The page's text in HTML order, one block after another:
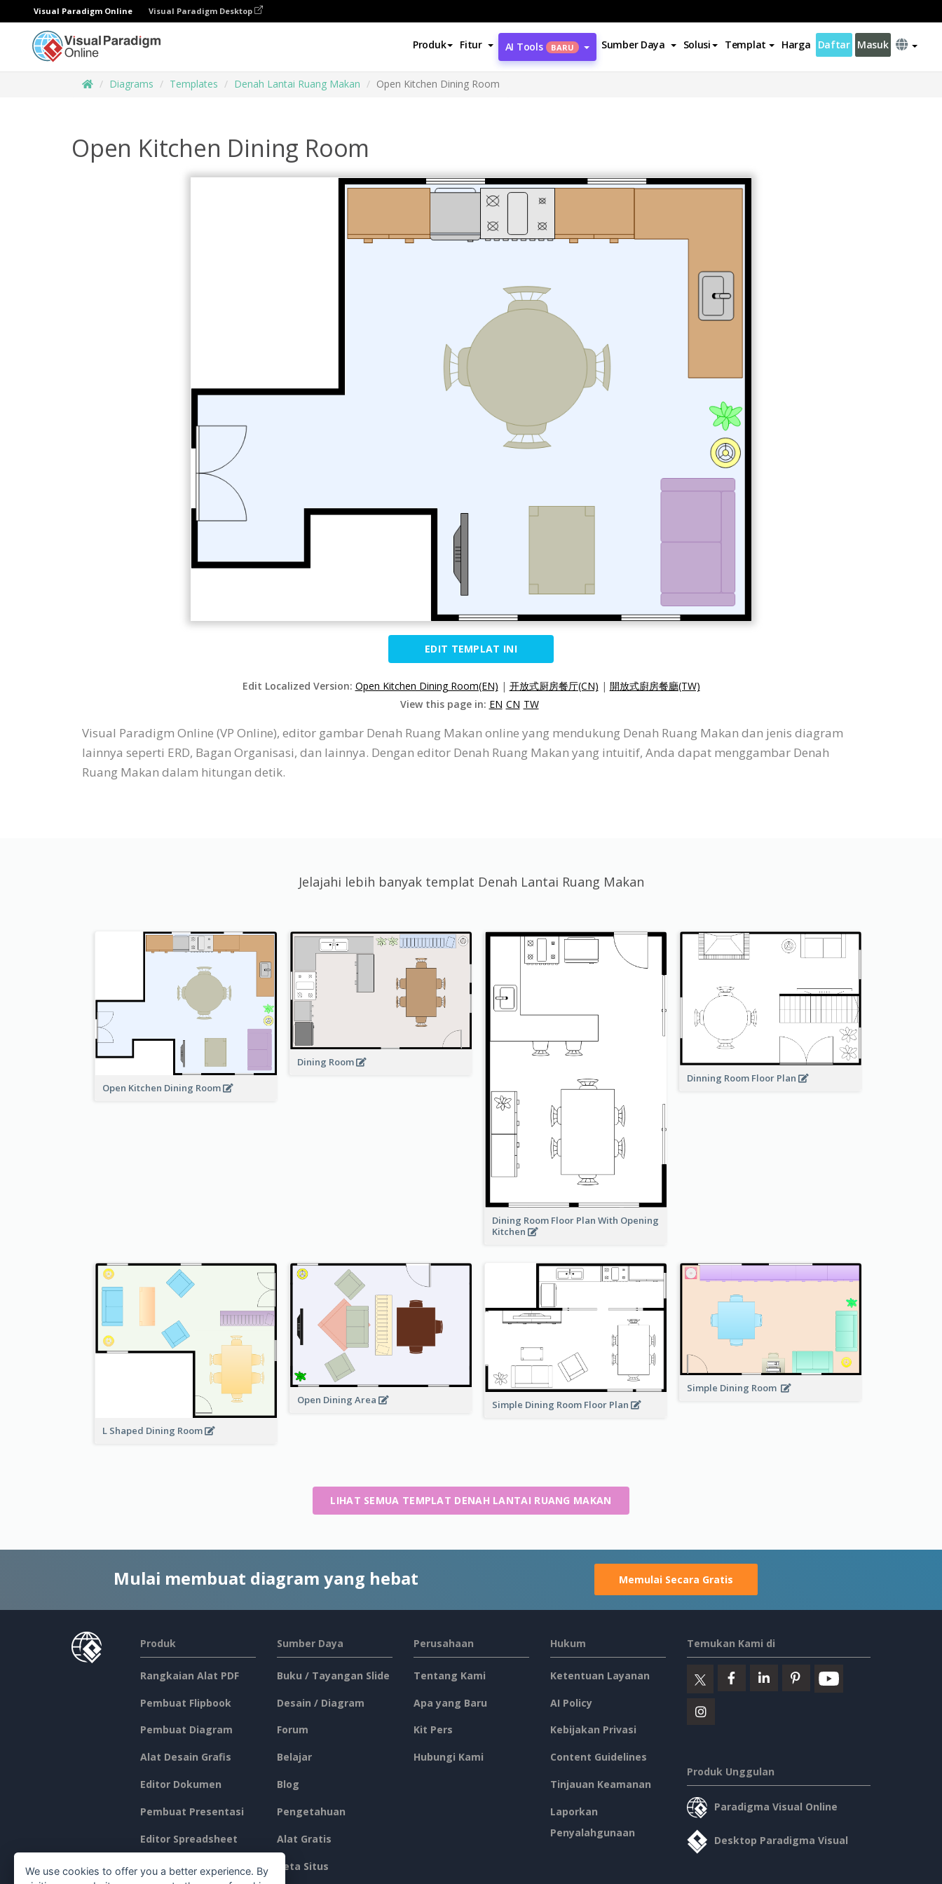
Visual Paradigm Online Visual Paradigm Desktop
Produk Fitur AI Tools BARU Sumber Daya Solusi Templat Harga Daftar Masuk
Diagrams Templates Denah Lantai Ruang Makan Open Kitchen Dining Room
Open Kitchen Dining Room
EDIT TEMPLAT INI
Edit Localized Version: Open Kitchen Dining Room(EN) | 开放式厨房餐厅(CN) | 開放式廚房餐廳(TW)
View this page in: EN CN TW
Visual Paradigm Online (VP Online), editor gambar Denah Ruang Makan online yang mendukung Denah Ruang Makan dan jenis diagram
lainnya seperti ERD, Bagan Organisasi, dan lainnya. Dengan editor Denah Ruang Makan yang intuitif, Anda dapat menggambar Denah
Ruang Makan dalam hitungan detik.
Jelajahi lebih banyak templat Denah Lantai Ruang Makan
Open Kitchen Dining Room
Dining Room
Dining Room Floor Plan With Opening
Kitchen
Dinning Room Floor Plan
L Shaped Dining Room
Open Dining Area Simple Dining Room Floor Plan
Simple Dining Room
LIHAT SEMUA TEMPLAT DENAH LANTAI RUANG MAKAN
Mulai membuat diagram yang hebat Memulai Secara Gratis
Produk
Rangkaian Alat PDF
Pembuat Flipbook
Pembuat Diagram
Alat Desain Grafis
Editor Dokumen
Pembuat Presentasi
Editor Spreadsheet
Harga
Sumber Daya
Buku / Tayangan Slide
Desain / Diagram
Forum
Belajar
Blog
Pengetahuan
Alat Gratis
Peta Situs
Perusahaan
Tentang Kami
Apa yang Baru
Kit Pers
Hubungi Kami
Hukum
Ketentuan Layanan
AI Policy
Kebijakan Privasi
Content Guidelines
Tinjauan Keamanan
Laporkan
Penyalahgunaan
Temukan Kami di
Produk Unggulan
Paradigma Visual Online
Desktop Paradigma Visual
We use cookies to offer you a better experience. By